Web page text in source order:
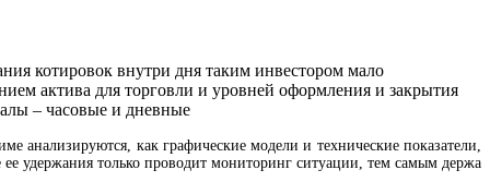
котировок внутри дня таким инвестором мало
актива для торговли и уровней оформления и закрытия
– часовые и дневные
анализируются, как графические модели и технические показатели,
удержания только проводит мониторинг ситуации, тем самым держа